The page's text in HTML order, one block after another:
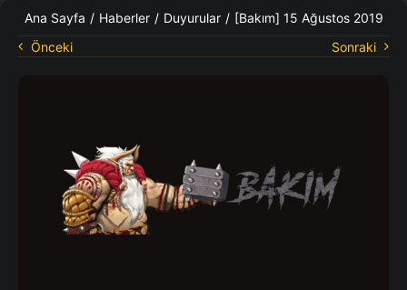
KO Rehberleri
Ana Sayfa / Haberler / Duyurular / [Bakım] 15 Ağustos 2019
Önceki
Sonraki